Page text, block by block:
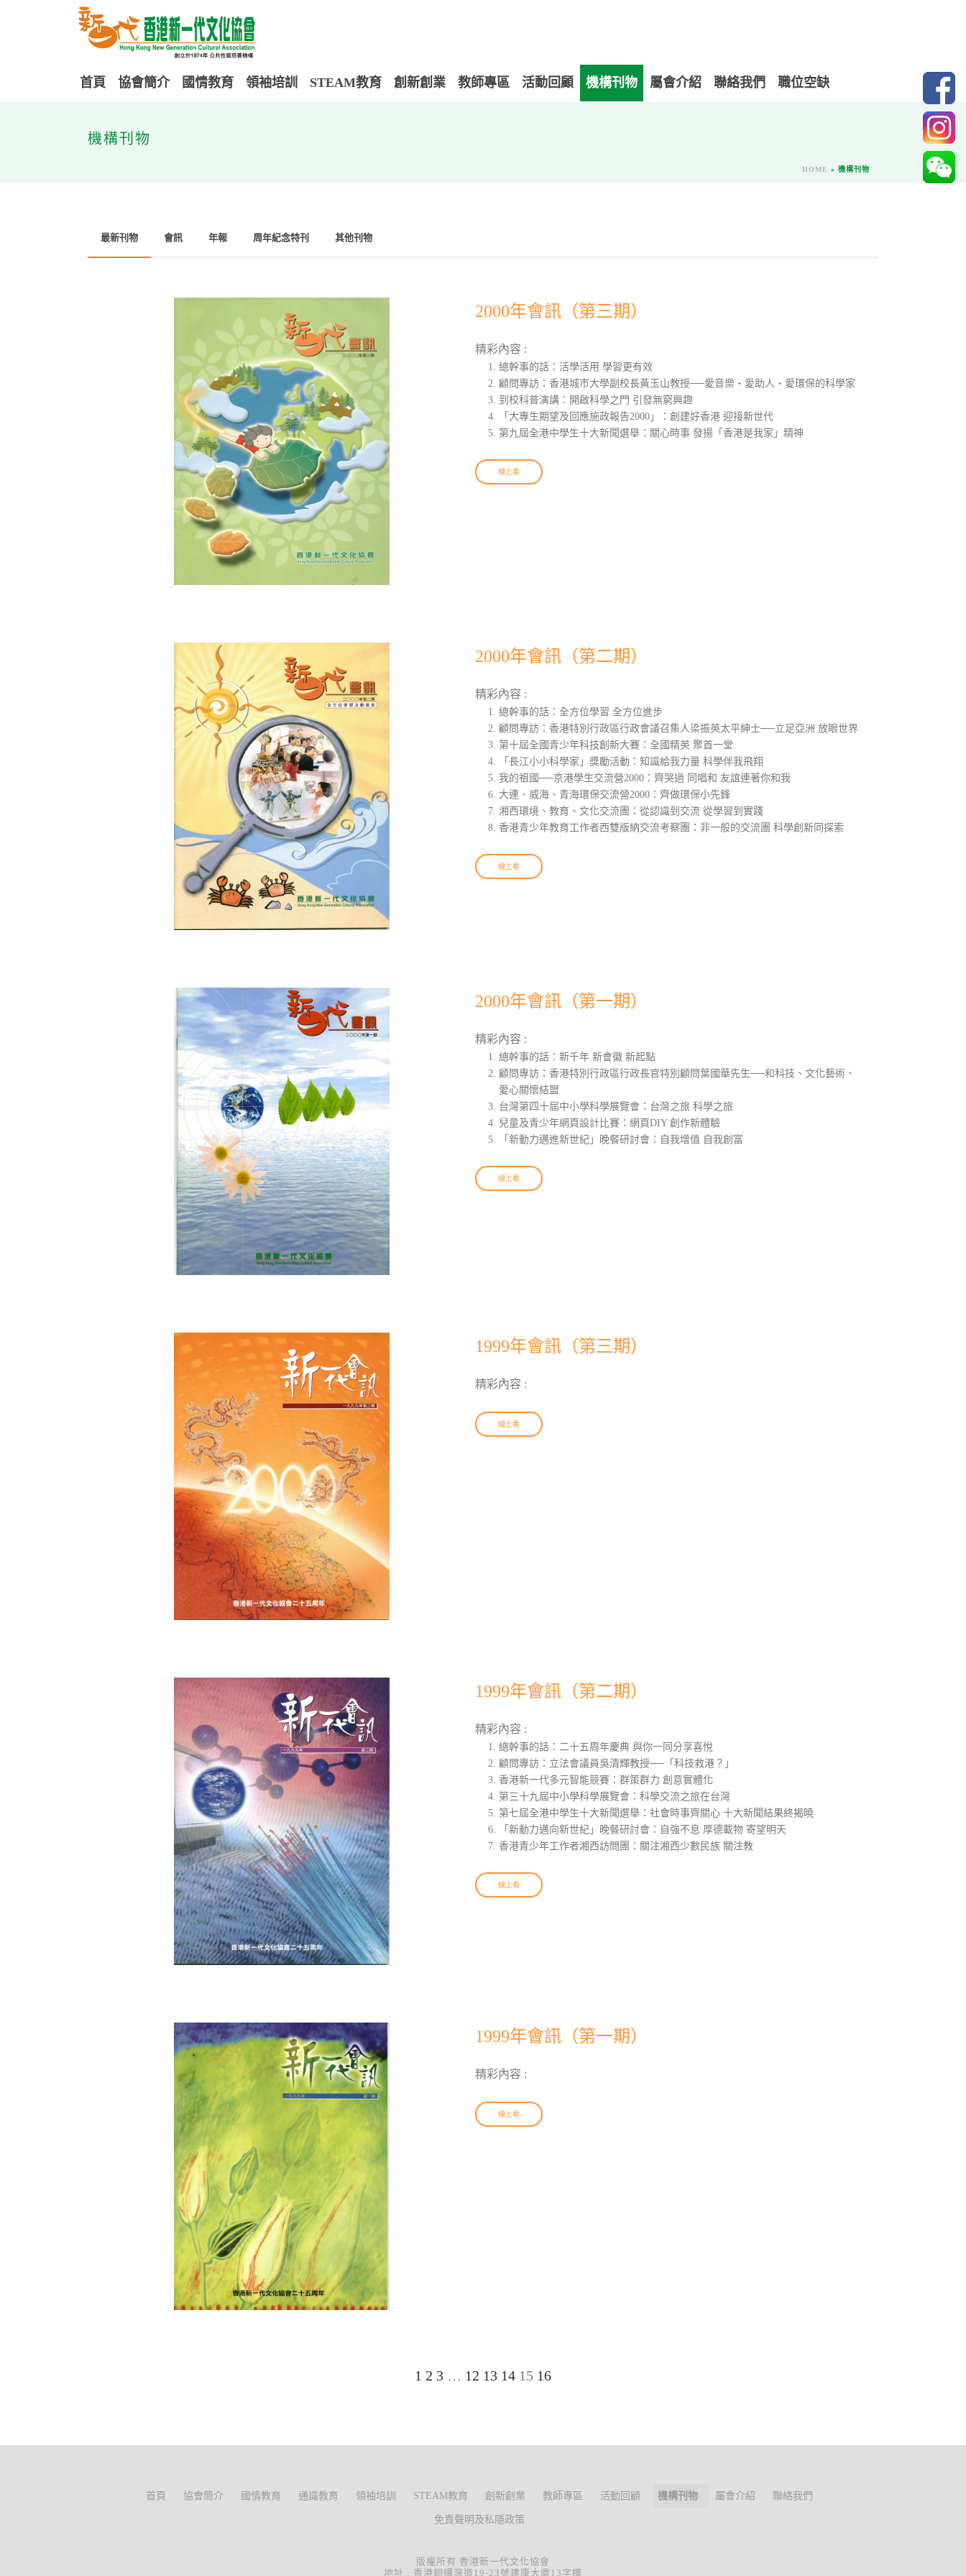
首頁 協會簡介 國情教育 領袖培訓 STEAM教育 創新創業 教師專區 活動回顧 機構刊物 屬會介紹 聯絡我們 職位空缺
機構刊物
HOME » 機構刊物
最新刊物 會訊 年報 周年紀念特刊 其他刊物
2000年會訊（第三期）
精彩內容 :
總幹事的話：活學活用 學習更有效
顧問專訪：香港城市大學副校長黃玉山教授──愛音樂‧愛助人‧愛環保的科學家
到校科普演講：開啟科學之門 引發無窮興趣
「大專生期望及回應施政報告2000」：創建好香港 迎接新世代
第九屆全港中學生十大新聞選舉：關心時事 發揚「香港是我家」精神
線上看
2000年會訊（第二期）
精彩內容 :
總幹事的話：全方位學習 全方位進步
顧問專訪：香港特別行政區行政會議召集人梁振英太平紳士──立足亞洲 放眼世界
第十屆全國青少年科技創新大賽：全國精英 聚首一堂
「長江小小科學家」獎勵活動：知識給我力量 科學伴我飛翔
我的祖國──京港學生交流營2000：齊哭過 同唱和 友誼連著你和我
大連、威海、青海環保交流營2000：齊做環保小先鋒
湘西環境、教育、文化交流團：從認識到交流 從學習到實踐
香港青少年教育工作者西雙版納交流考察團：非一般的交流團 科學創新同探索
線上看
2000年會訊（第一期）
精彩內容 :
總幹事的話：新千年 新會徽 新起點
顧問專訪：香港特別行政區行政長官特別顧問葉國華先生──和科技、文化藝術、
愛心關懷結盟
台灣第四十屆中小學科學展覽會：台灣之旅 科學之旅
兒童及青少年網頁設計比賽：網頁DIY 創作新體驗
「新動力邁進新世紀」晚餐研討會：自我增值 自我創富
線上看
1999年會訊（第三期）
精彩內容 :
線上看
1999年會訊（第二期）
精彩內容 :
總幹事的話：二十五周年慶典 與你一同分享喜悅
顧問專訪：立法會議員吳清輝教授──「科技救港？」
香港新一代多元智能競賽：群策群力 創意實體化
第三十九屆中小學科學展覽會：科學交流之旅在台灣
第七屆全港中學生十大新聞選舉：社會時事齊關心 十大新聞結果終揭曉
「新動力邁向新世紀」晚餐研討會：自強不息 厚德載物 寄望明天
香港青少年工作者湘西訪問團：關注湘西少數民族 關注教
線上看
1999年會訊（第一期）
精彩內容 :
線上看
1 2 3 … 12 13 14 15 16
首頁 協會簡介 國情教育 通識教育 領袖培訓 STEAM教育 創新創業 教師專區 活動回顧 機構刊物 屬會介紹 聯絡我們
免責聲明及私隱政策
版權所有 香港新一代文化協會
地址 : 香港銅鑼灣道19-23號建康大廈13字樓